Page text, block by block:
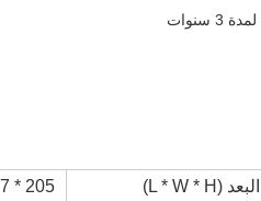
البعد (L * W * H)
205 * 67 * 26.5 ملم